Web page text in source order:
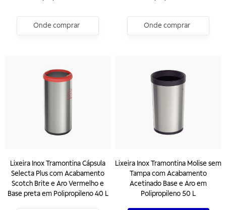
Onde comprar Onde comprar
Lixeira Inox Tramontina Cápsula
Selecta Plus com Acabamento
Scotch Brite e Aro Vermelho e
Base preta em Polipropileno 40 L
Lixeira Inox Tramontina Molise sem
Tampa com Acabamento
Acetinado Base e Aro em
Polipropileno 50 L